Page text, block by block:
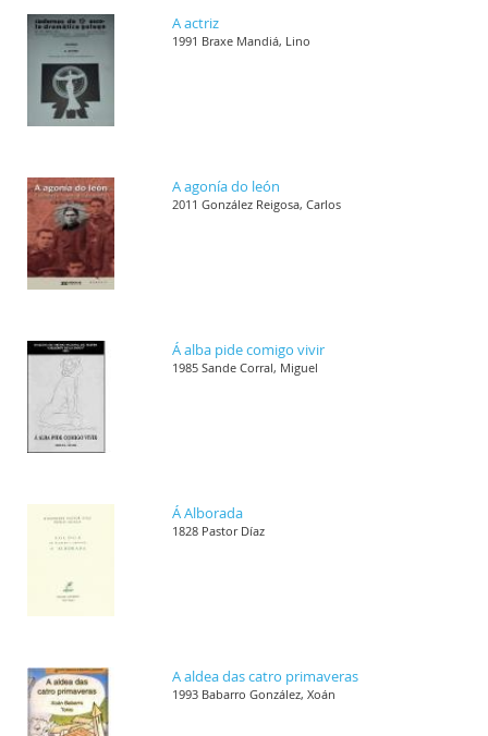
A actriz
1991 Braxe Mandiá, Lino
A agonía do león
2011 González Reigosa, Carlos
Á alba pide comigo vivir
1985 Sande Corral, Miguel
Á Alborada
1828 Pastor Díaz
A aldea das catro primaveras
1993 Babarro González, Xoán